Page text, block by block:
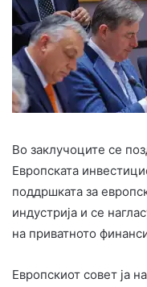
Во заклучоците се
Европската
поддршката за
индустрија и се
на приватното
Европскиот совет ја